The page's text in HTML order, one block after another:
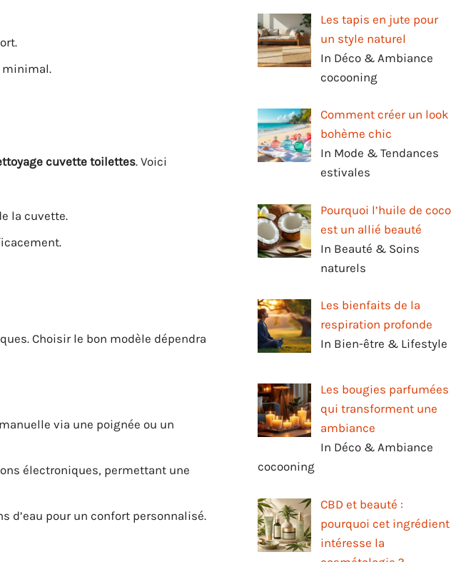
minimal.
cuvette toilettes. Voici
la cuvette.
Choisir le bon modèle dépendra
via une poignée ou un
électroniques, permettant une
d’eau pour un confort personnalisé.
Les tapis en jute pour
un style naturel
In Déco & Ambiance
cocooning
Comment créer un look
bohème chic
In Mode & Tendances
estivales
Pourquoi l’huile de coco
est un allié beauté
In Beauté & Soins
naturels
Les bienfaits de la
respiration profonde
In Bien-être & Lifestyle
Les bougies parfumées
qui transforment une
ambiance
In Déco & Ambiance
cocooning
CBD et beauté :
pourquoi cet ingrédient
intéresse la